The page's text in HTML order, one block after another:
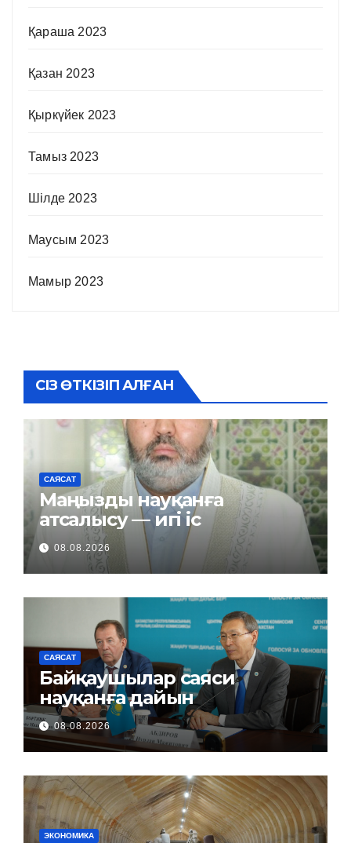
Қараша 2023
Қазан 2023
Қыркүйек 2023
Тамыз 2023
Шілде 2023
Маусым 2023
Мамыр 2023
СІЗ ӨТКІЗІП АЛҒАН
САЯСАТ
Маңызды науқанға
атсалысу — игі іс
08.08.2026
САЯСАТ
Байқаушылар саяси
науқанға дайын
08.08.2026
ЭКОНОМИКА